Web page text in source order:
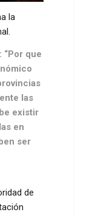
la
que
las
existir
en
ser
de